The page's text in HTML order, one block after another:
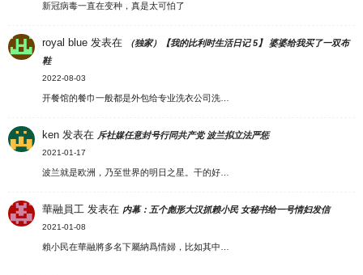
新冠病毒一直在变种，真是太可怕了
royal blue 发表在
（独家）【我的比利时生活日记 5】 婆婆给我买了一双布
鞋
2022-08-03
开餐馆的餐巾一般都是外包给专业洗衣公司洗…
ken 发表在 斥社媒任意封号行同共产党 波兰拟立法严惩
2021-01-17
波兰就是欧洲，乃至世界的明日之星。干的好…
華融員工 发表在 内幕：五个彪形大汉抓赖小民 女秘书给一号情妇发信
2021-01-08
賴小民在華融將多名下屬納爲情婦，比如其中…